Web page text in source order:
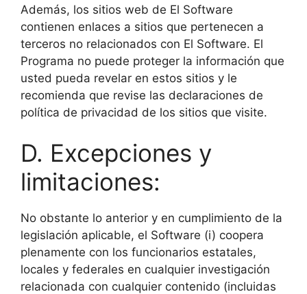
Además, los sitios web de El Software
contienen enlaces a sitios que pertenecen a
terceros no relacionados con El Software. El
Programa no puede proteger la información que
usted pueda revelar en estos sitios y le
recomienda que revise las declaraciones de
política de privacidad de los sitios que visite.
D. Excepciones y
limitaciones:
No obstante lo anterior y en cumplimiento de la
legislación aplicable, el Software (i) coopera
plenamente con los funcionarios estatales,
locales y federales en cualquier investigación
relacionada con cualquier contenido (incluidas